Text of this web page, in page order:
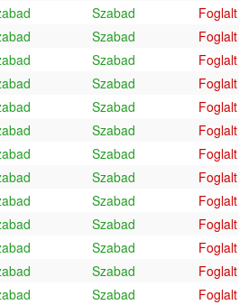
Szabad
Foglalt
Szabad
Foglalt
Szabad
Foglalt
Szabad
Foglalt
Szabad
Foglalt
Szabad
Foglalt
Szabad
Foglalt
Szabad
Foglalt
Szabad
Foglalt
Szabad
Foglalt
Szabad
Foglalt
Szabad
Foglalt
Szabad
Foglalt